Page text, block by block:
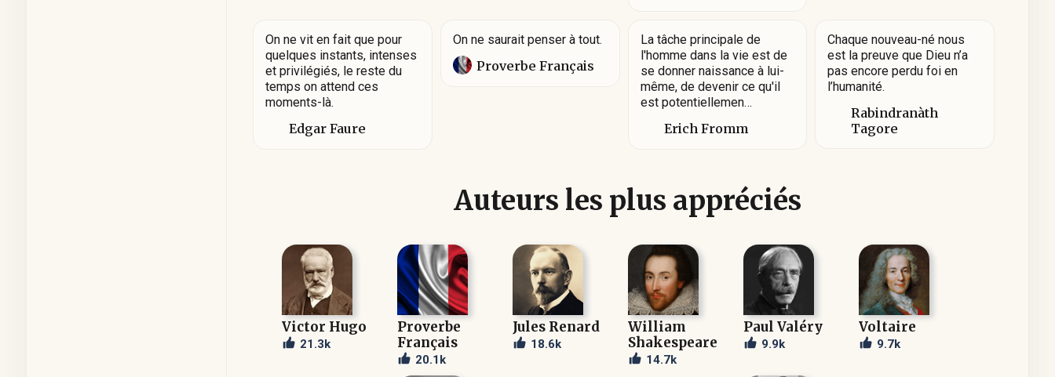
On ne vit en fait que pour
quelques instants, intenses
et privilégiés, le reste du
temps on attend ces
moments-là.
Edgar Faure
On ne saurait penser à tout.
Proverbe Français
La tâche principale de
l'homme dans la vie est de
se donner naissance à lui-
même, de devenir ce qu'il
est potentiellemen…
Erich Fromm
Chaque nouveau-né nous
est la preuve que Dieu n’a
pas encore perdu foi en
l’humanité.
Rabindranàth
Tagore
Auteurs les plus appréciés
Victor Hugo
21.3k
Proverbe
Français
20.1k
Jules Renard
18.6k
William
Shakespeare
14.7k
Paul Valéry
9.9k
Voltaire
9.7k